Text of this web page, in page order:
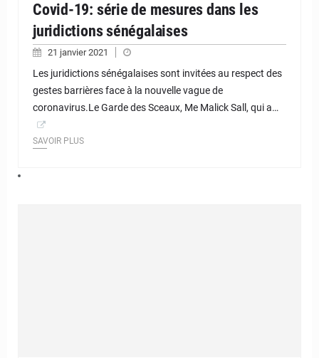
Covid-19: série de mesures dans les
juridictions sénégalaises
21 janvier 2021
Les juridictions sénégalaises sont invitées au respect des
gestes barrières face à la nouvelle vague de
coronavirus.Le Garde des Sceaux, Me Malick Sall, qui a…
SAVOIR PLUS